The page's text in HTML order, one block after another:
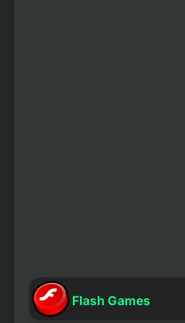
Flash Games